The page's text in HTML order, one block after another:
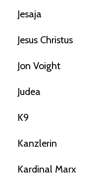
Jesaja
Jesus Christus
Jon Voight
Judea
K9
Kanzlerin
Kardinal Marx